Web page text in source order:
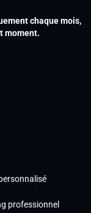
chaque mois,
moment.
professionnel